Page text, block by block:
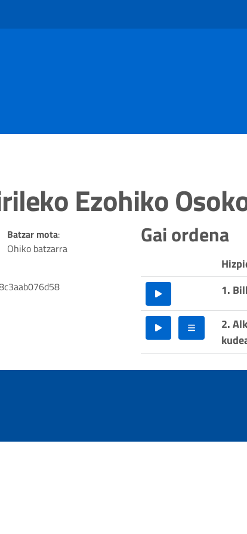
Ezohiko
Batzar mota:
Ohiko batzarra
Gai ordena
1.
2.